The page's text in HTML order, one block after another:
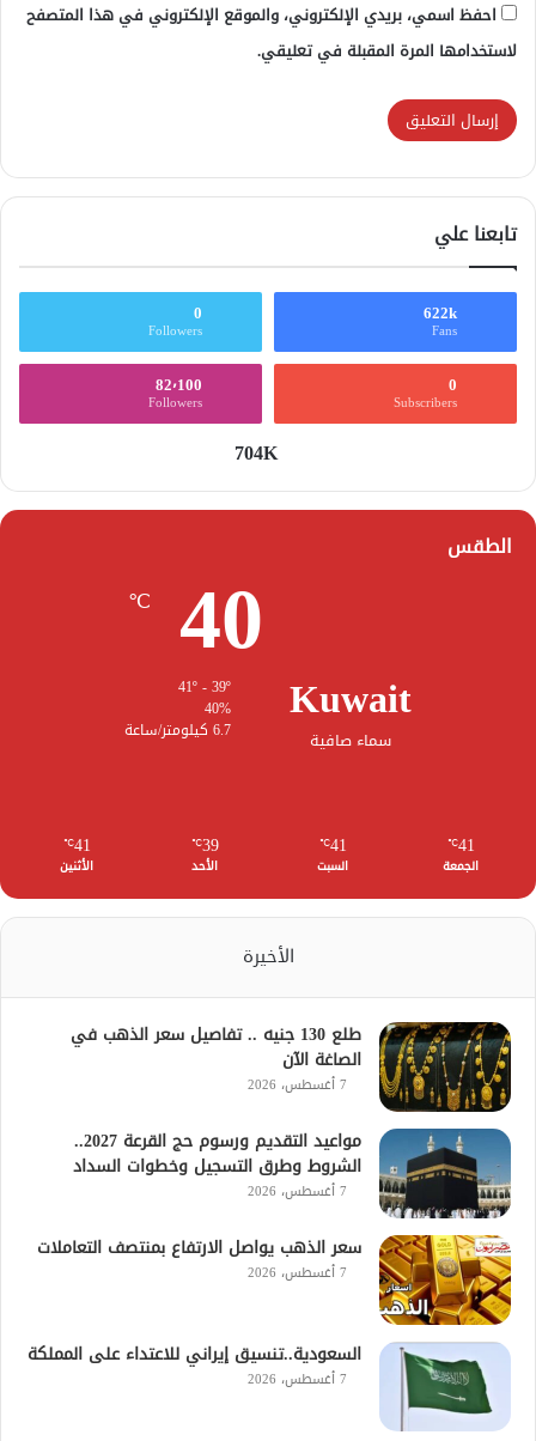
احفظ اسمي، بريدي الإلكتروني، والموقع الإلكتروني في هذا المتصفح
لاستخدامها المرة المقبلة في تعليقي.
تابعنا علي
622k
Fans
0
Followers
0
Subscribers
82٬100
Followers
704K
الطقس
Kuwait
سماء صافية
40
℃
40%
6.7 كيلومتر/ساعة
41
℃
الجمعة
41
℃
السبت
39
℃
الأحد
41
℃
الأثنين
الأخيرة
طلع 130 جنيه .. تفاصيل سعر الذهب في
الصاغة الآن
7 أغسطس، 2026
مواعيد التقديم ورسوم حج القرعة 2027..
الشروط وطرق التسجيل وخطوات السداد
7 أغسطس، 2026
سعر الذهب يواصل الارتفاع بمنتصف التعاملات
7 أغسطس، 2026
السعودية..تنسيق إيراني للاعتداء على المملكة
7 أغسطس، 2026